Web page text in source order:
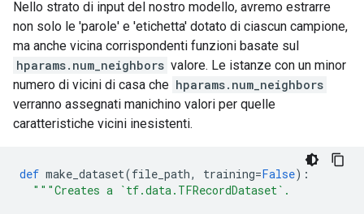
Nello strato di input del nostro modello, avremo estrarre
non solo le 'parole' e 'etichetta' dotato di ciascun campione,
ma anche vicina corrispondenti funzioni basate sul
hparams.num_neighbors valore. Le istanze con un minor
numero di vicini di casa che hparams.num_neighbors
verranno assegnati manichino valori per quelle
caratteristiche vicini inesistenti.
def make_dataset(file_path, training=False):
"""Creates a `tf.data.TFRecordDataset`.